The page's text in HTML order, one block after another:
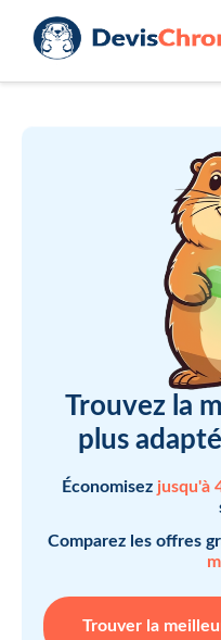
Trouvez la
plus
Économisez jusqu'à
Comparez les offres
Trouver la